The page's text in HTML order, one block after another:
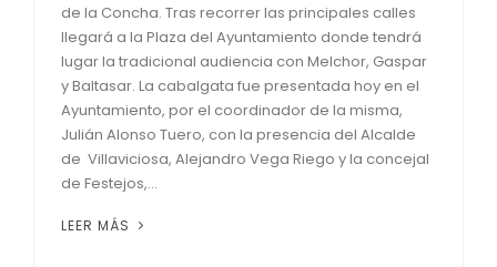
de la Concha. Tras recorrer las principales calles
llegará a la Plaza del Ayuntamiento donde tendrá
lugar la tradicional audiencia con Melchor, Gaspar
y Baltasar. La cabalgata fue presentada hoy en el
Ayuntamiento, por el coordinador de la misma,
Julián Alonso Tuero, con la presencia del Alcalde
de Villaviciosa, Alejandro Vega Riego y la concejal
de Festejos,...
LEER MÁS